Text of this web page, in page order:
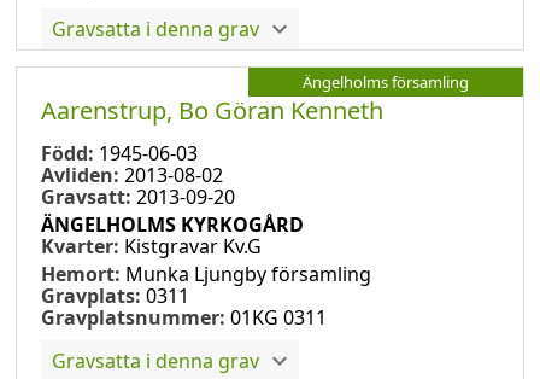
Gravsatta i denna grav
Ängelholms församling
Aarenstrup, Bo Göran Kenneth
Född: 1945-06-03
Avliden: 2013-08-02
Gravsatt: 2013-09-20
ÄNGELHOLMS KYRKOGÅRD
Kvarter: Kistgravar Kv.G
Hemort: Munka Ljungby församling
Gravplats: 0311
Gravplatsnummer: 01KG 0311
Gravsatta i denna grav